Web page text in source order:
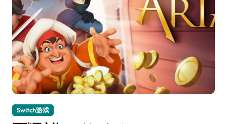
Switch游戏